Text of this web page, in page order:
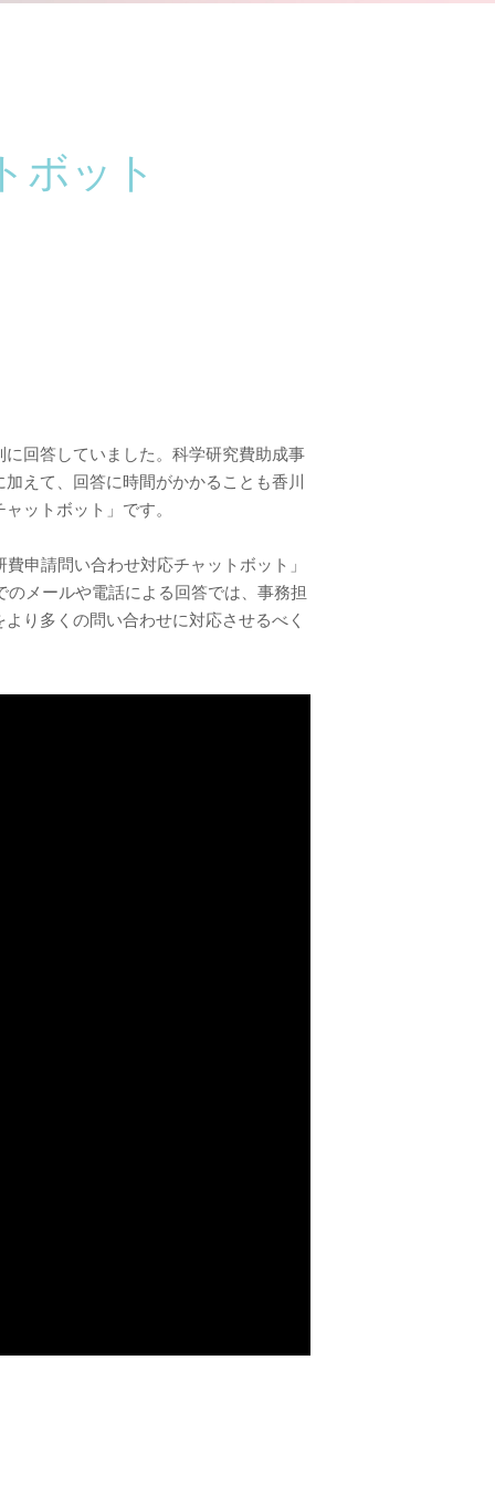
ボット
回答していました。科学研究費助成事
えて、回答に時間がかかることも香川
ットボット」です。
申請問い合わせ対応チャットボット」
メールや電話による回答では、事務担
り多くの問い合わせに対応させるべく